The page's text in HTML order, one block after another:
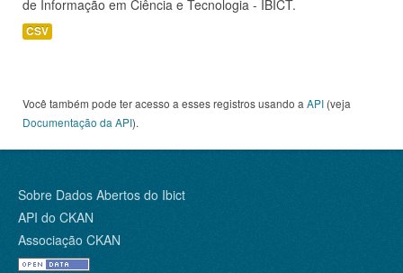
de Informação em Ciência e Tecnologia - IBICT.
CSV
Você também pode ter acesso a esses registros usando a API (veja
Documentação da API).
Sobre Dados Abertos do Ibict
API do CKAN
Associação CKAN